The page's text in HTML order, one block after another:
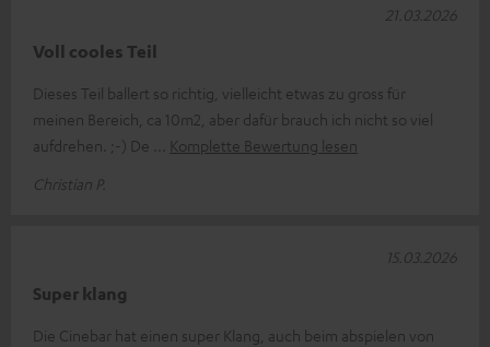
Voll cooles Teil
Dieses Teil ballert so richtig, vielleicht etwas zu gross für
meinen Bereich, ca 10m2, aber dafür brauch ich nicht so viel
aufdrehen. ;-) De
Komplette Bewertung lesen
Christian P.
21.03.2026
Super klang
Die Cinebar hat einen super Klang, auch beim abspielen von
15.03.2026